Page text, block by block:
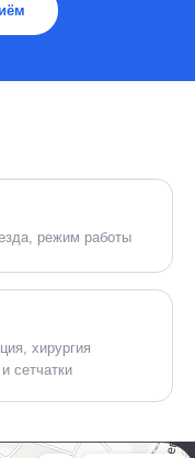
режим работы
хирургия
сетчатки